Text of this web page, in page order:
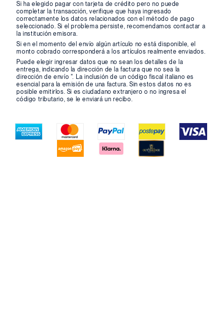
Si ha elegido pagar con tarjeta de crédito pero no puede
completar la transacción, verifique que haya ingresado
correctamente los datos relacionados con el método de pago
seleccionado. Si el problema persiste, recomendamos contactar a
la institución emisora.
Si en el momento del envío algún artículo no está disponible, el
monto cobrado corresponderá a los artículos realmente enviados.
Puede elegir ingresar datos que no sean los detalles de la
entrega, indicando la dirección de la factura que no sea la
dirección de envío ". La inclusión de un código fiscal italiano es
esencial para la emisión de una factura. Sin estos datos no es
posible emitirlos. Si es ciudadano extranjero o no ingresa el
código tributario, se le enviará un recibo.